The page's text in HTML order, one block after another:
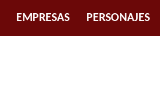
EMPRESAS PERSONAJES